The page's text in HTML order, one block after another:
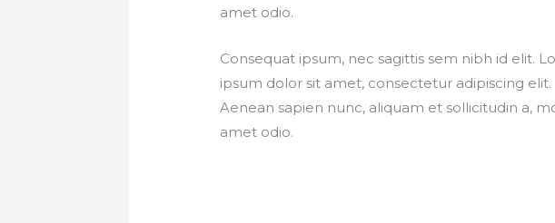
amet odio.
Consequat ipsum, nec sagittis sem nibh id elit.
ipsum dolor sit amet, consectetur adipiscing elit.
Aenean sapien nunc, aliquam et sollicitudin a,
amet odio.